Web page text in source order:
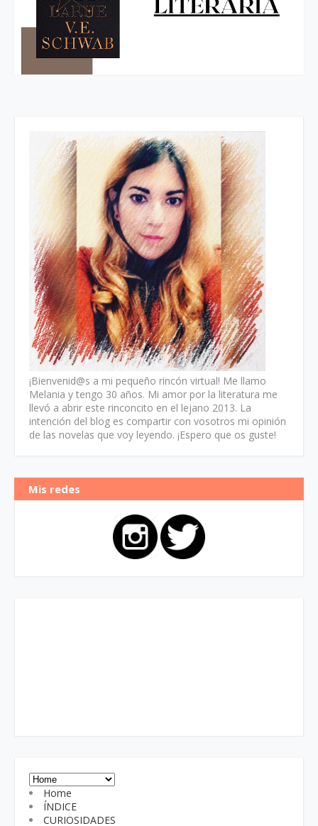
¡Bienvenid@s a mi pequeño rincón virtual! Me llamo
Melania y tengo 30 años. Mi amor por la literatura me
llevó a abrir este rinconcito en el lejano 2013. La
intención del blog es compartir con vosotros mi opinión
de las novelas que voy leyendo. ¡Espero que os guste!
Mis redes
Home
ÍNDICE
CURIOSIDADES